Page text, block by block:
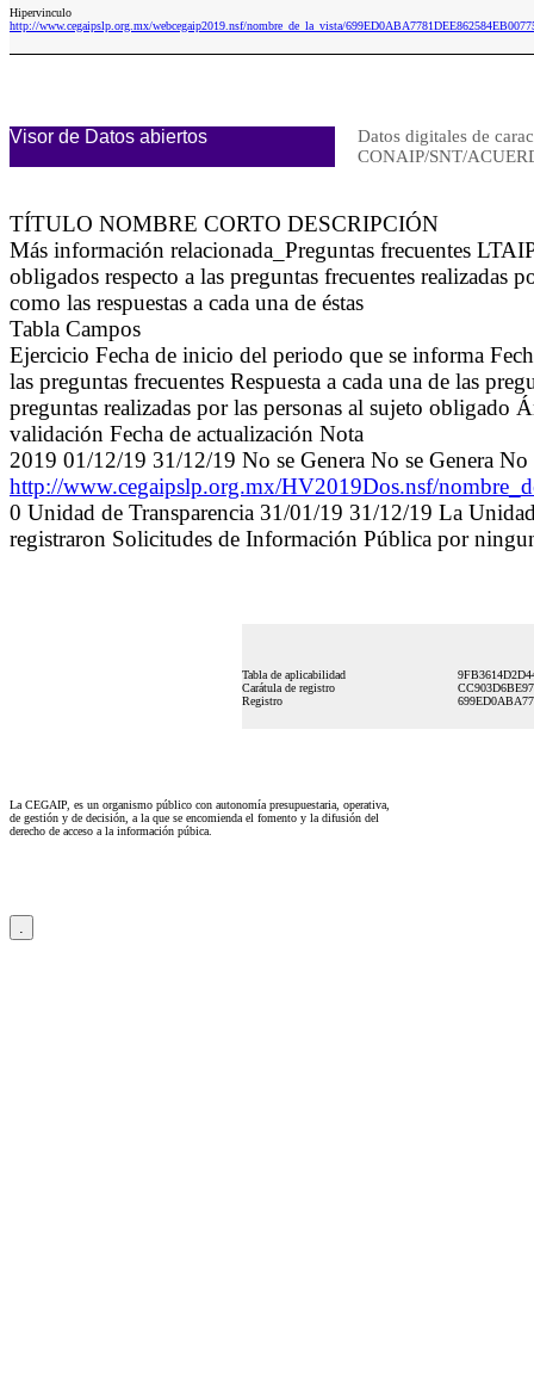
Hipervinculo
http://www.cegaipslp.org.mx/webcegaip2019.nsf/nombre_de_la_vista/
Visor de Datos abiertos
Datos digitales de
CONAIP/SNT/
TÍTULO NOMBRE CORTO DESCRIPCIÓN
Más información relacionada_Preguntas frecuentes
obligados respecto a las preguntas frecuentes realizadas
como las respuestas a cada una de éstas
Tabla Campos
Ejercicio Fecha de inicio del periodo que se informa
las preguntas frecuentes Respuesta a cada una de las
preguntas realizadas por las personas al sujeto obligado
validación Fecha de actualización Nota
2019 01/12/19 31/12/19 No se Genera No se Genera No
http://www.cegaipslp.org.mx/HV2019Dos.nsf/
0 Unidad de Transparencia 31/01/19 31/12/19 La
registraron Solicitudes de Información Pública por
Tabla de aplicabilidad
Carátula de registro
Registro
La CEGAIP, es un organismo público con autonomía presupuestaria, operativa,
de gestión y de decisión, a la que se encomienda el fomento y la difusión del
derecho de acceso a la información púbica.